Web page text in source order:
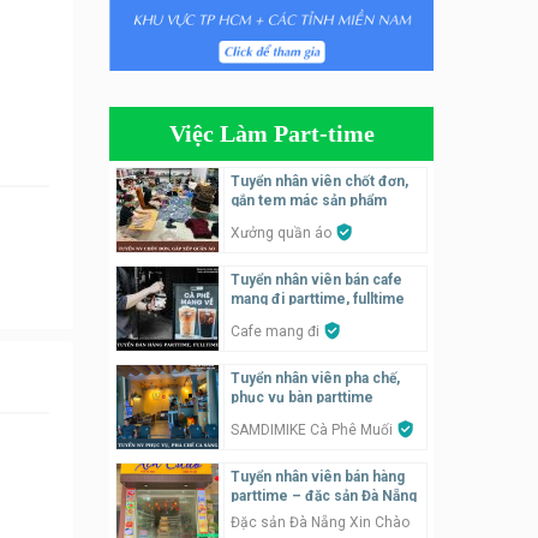
Tuyển nhân viên tiếp thực,
phục vụ bàn
– hỗ trợ ăn ở
Quán bánh đa cua
parttime
Tuyển nhân viên bán hàng
parttime
Húp Tea
Tuyển nhân viên pha chế
tiệm trà sữa
TRÀ SỮA THÁI LAN
Việc Làm Part-time
Tuyển nhân viên chốt đơn,
gắn tem mác sản phẩm
Xưởng quần áo
Tuyển nhân viên bán cafe
mang đi parttime, fulltime
Cafe mang đi
Tuyển nhân viên pha chế,
phục vụ bàn parttime
SAMDIMIKE Cà Phê Muối
Tuyển nhân viên bán hàng
parttime – đặc sản Đà Nẵng
Đặc sản Đà Nẵng Xin Chào